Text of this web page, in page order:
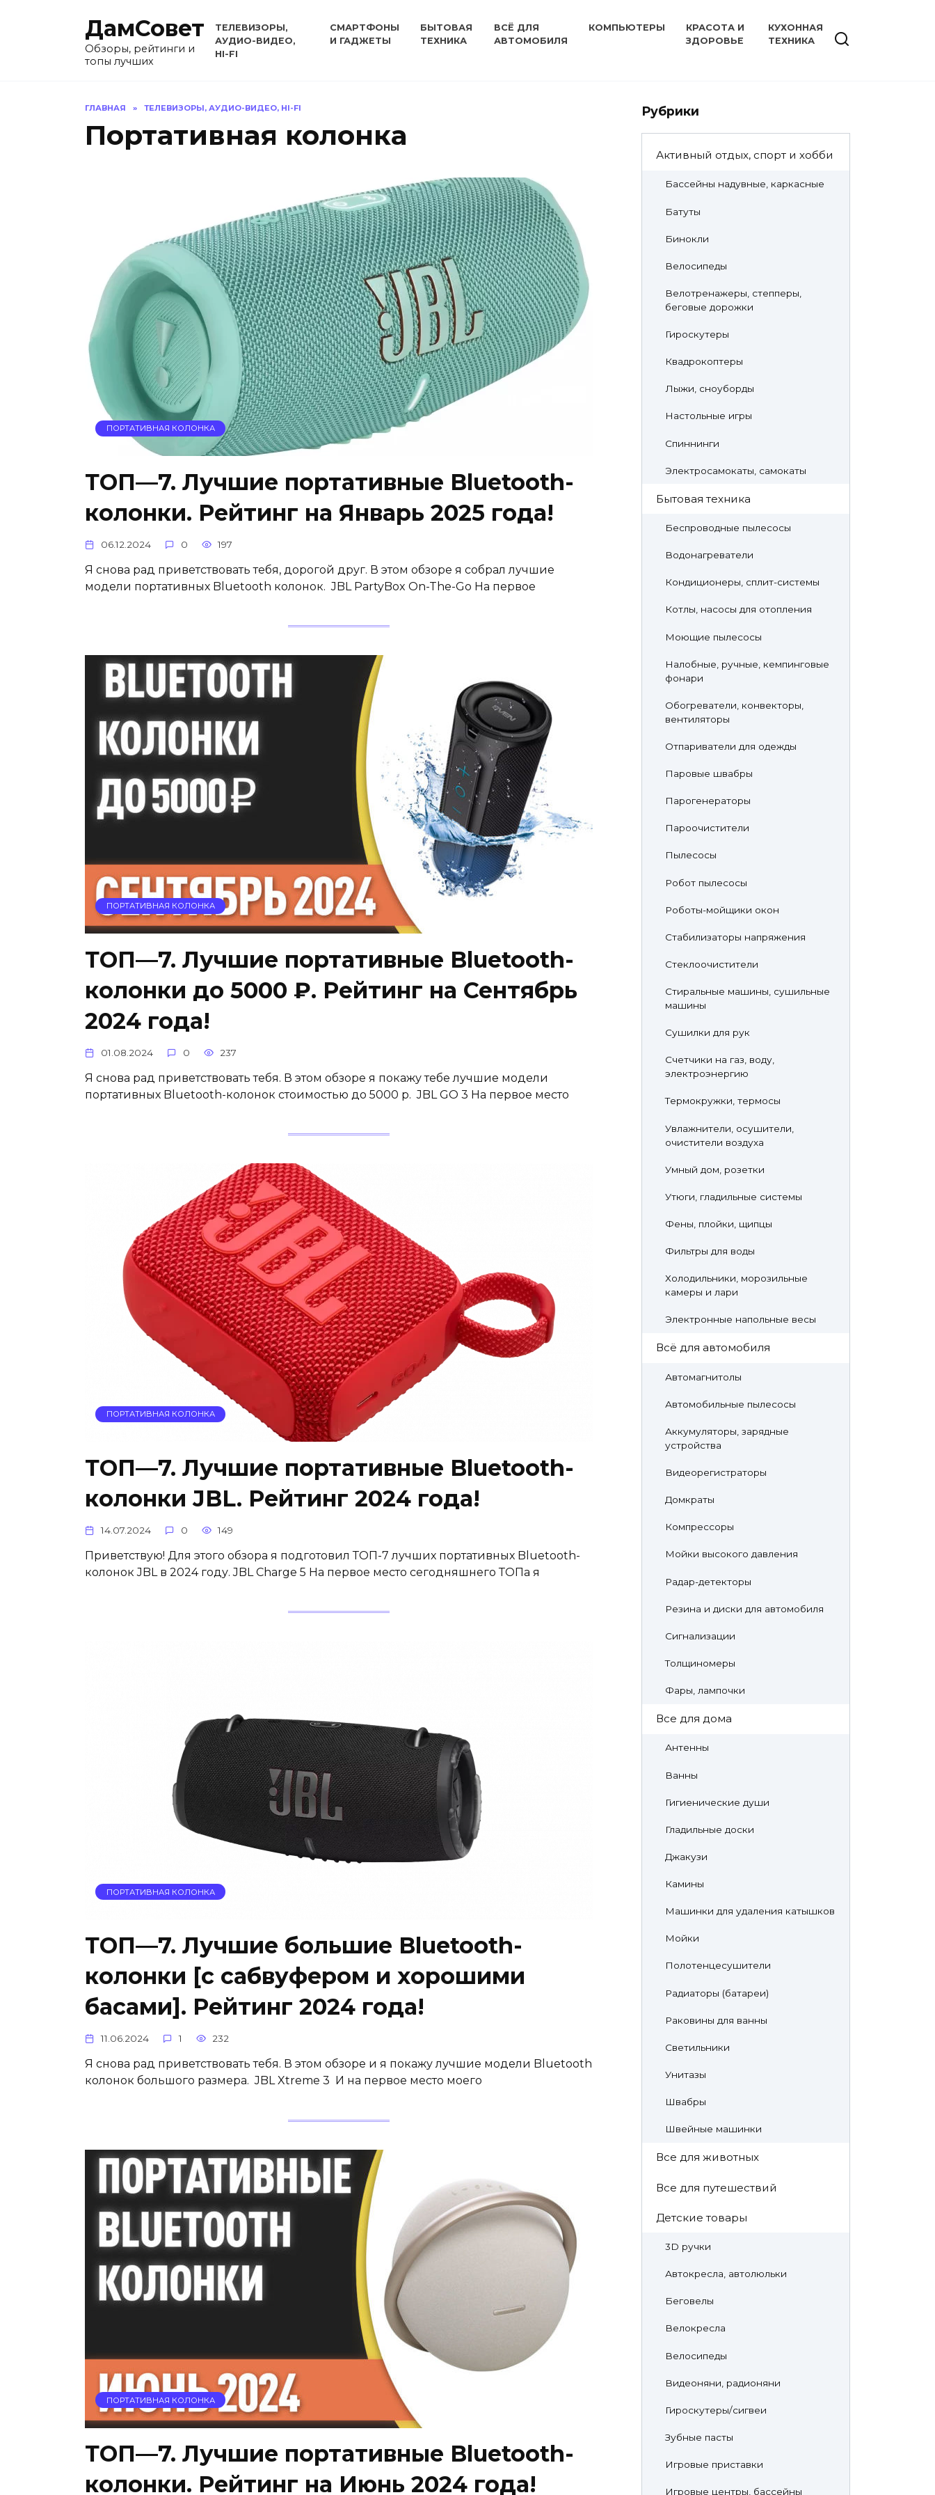
ДамСовет
Обзоры, рейтинги и
топы лучших
ТЕЛЕВИЗОРЫ,
АУДИО-ВИДЕО,
HI-FI
СМАРТФОНЫ
И ГАДЖЕТЫ
БЫТОВАЯ
ТЕХНИКА
ВСЁ ДЛЯ
АВТОМОБИЛЯ
КОМПЬЮТЕРЫ
КРАСОТА И
ЗДОРОВЬЕ
КУХОННАЯ
ТЕХНИКА
ГЛАВНАЯ » ТЕЛЕВИЗОРЫ, АУДИО-ВИДЕО, HI-FI
Портативная колонка
ПОРТАТИВНАЯ КОЛОНКА
ТОП—7. Лучшие портативные Bluetooth-
колонки. Рейтинг на Январь 2025 года!
06.12.2024 0 197
Я снова рад приветствовать тебя, дорогой друг. В этом обзоре я собрал лучшие
модели портативных Bluetooth колонок. JBL PartyBox On-The-Go На первое
ПОРТАТИВНАЯ КОЛОНКА
ТОП—7. Лучшие портативные Bluetooth-
колонки до 5000 ₽. Рейтинг на Сентябрь
2024 года!
01.08.2024 0 237
Я снова рад приветствовать тебя. В этом обзоре я покажу тебе лучшие модели
портативных Bluetooth-колонок стоимостью до 5000 р. JBL GO 3 На первое место
ПОРТАТИВНАЯ КОЛОНКА
ТОП—7. Лучшие портативные Bluetooth-
колонки JBL. Рейтинг 2024 года!
14.07.2024 0 149
Приветствую! Для этого обзора я подготовил ТОП-7 лучших портативных Bluetooth-
колонок JBL в 2024 году. JBL Charge 5 На первое место сегодняшнего ТОПа я
ПОРТАТИВНАЯ КОЛОНКА
ТОП—7. Лучшие большие Bluetooth-
колонки [с сабвуфером и хорошими
басами]. Рейтинг 2024 года!
11.06.2024 1 232
Я снова рад приветствовать тебя. В этом обзоре и я покажу лучшие модели Bluetooth
колонок большого размера. JBL Xtreme 3 И на первое место моего
ПОРТАТИВНАЯ КОЛОНКА
ТОП—7. Лучшие портативные Bluetooth-
колонки. Рейтинг на Июнь 2024 года!
Рубрики
Активный отдых, спорт и хобби
Бассейны надувные, каркасные
Батуты
Бинокли
Велосипеды
Велотренажеры, степперы,
беговые дорожки
Гироскутеры
Квадрокоптеры
Лыжи, сноуборды
Настольные игры
Спиннинги
Электросамокаты, самокаты
Бытовая техника
Беспроводные пылесосы
Водонагреватели
Кондиционеры, сплит-системы
Котлы, насосы для отопления
Моющие пылесосы
Налобные, ручные, кемпинговые
фонари
Обогреватели, конвекторы,
вентиляторы
Отпариватели для одежды
Паровые швабры
Парогенераторы
Пароочистители
Пылесосы
Робот пылесосы
Роботы-мойщики окон
Стабилизаторы напряжения
Стеклоочистители
Стиральные машины, сушильные
машины
Сушилки для рук
Счетчики на газ, воду,
электроэнергию
Термокружки, термосы
Увлажнители, осушители,
очистители воздуха
Умный дом, розетки
Утюги, гладильные системы
Фены, плойки, щипцы
Фильтры для воды
Холодильники, морозильные
камеры и лари
Электронные напольные весы
Всё для автомобиля
Автомагнитолы
Автомобильные пылесосы
Аккумуляторы, зарядные
устройства
Видеорегистраторы
Домкраты
Компрессоры
Мойки высокого давления
Радар-детекторы
Резина и диски для автомобиля
Сигнализации
Толщиномеры
Фары, лампочки
Все для дома
Антенны
Ванны
Гигиенические души
Гладильные доски
Джакузи
Камины
Машинки для удаления катышков
Мойки
Полотенцесушители
Радиаторы (батареи)
Раковины для ванны
Светильники
Унитазы
Швабры
Швейные машинки
Все для животных
Все для путешествий
Детские товары
3D ручки
Автокресла, автолюльки
Беговелы
Велокресла
Велосипеды
Видеоняни, радионяни
Гироскутеры/сигвеи
Зубные пасты
Игровые приставки
Игровые центры, бассейны